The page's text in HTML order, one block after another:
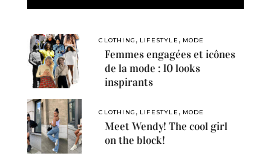
CLOTHING , LIFESTYLE , MODE
Femmes engagées et icônes
de la mode : 10 looks
inspirants
CLOTHING , LIFESTYLE , MODE
Meet Wendy! The cool girl
on the block!